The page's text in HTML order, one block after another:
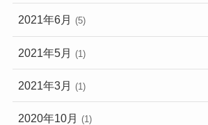
2021年6月 (5)
2021年5月 (1)
2021年3月 (1)
2020年10月 (1)